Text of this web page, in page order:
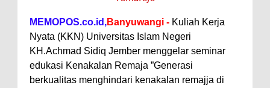
MEMOPOS.co.id,Banyuwangi - Kuliah Kerja
Nyata (KKN) Universitas Islam Negeri
KH.Achmad Sidiq Jember menggelar seminar
edukasi Kenakalan Remaja ”Generasi
berkualitas menghindari kenakalan remajja di